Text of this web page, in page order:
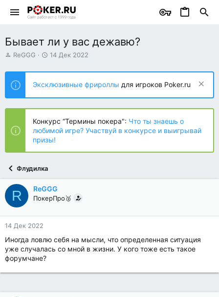
Бывает ли у вас дежавю?
А
т
о
р
т
е
ы
ReGGG
Д
т
н
а
ч
л
а
14 Дек 2022
Эксклюзивные фрироллы для игроков Poker.ru
Конкурс “Термины покера": Что ты знаешь о
любимой игре? Участвуй в конкурсе и выигрывай
призы!
Флудилка
R ReGGG
ПокерПро🥈
14 Дек 2022
Иногда ловлю себя на мысли, что определенная ситуация
уже случалась со мной в жизни. У кого тоже есть такое
форумчане?